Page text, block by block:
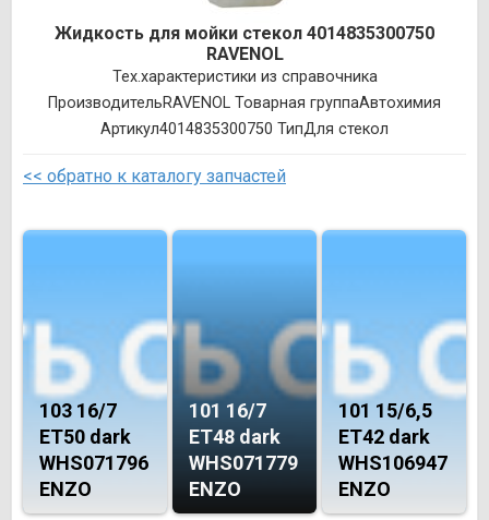
Жидкость для мойки стекол 4014835300750
RAVENOL
Тех.характеристики из справочника
ПроизводительRAVENOL Товарная группаАвтохимия
Артикул4014835300750 ТипДля стекол
<< обратно к каталогу запчастей
103 16/7
ET50 dark
WHS071796
ENZO
101 16/7
ET48 dark
WHS071779
ENZO
101 15/6,5
ET42 dark
WHS106947
ENZO